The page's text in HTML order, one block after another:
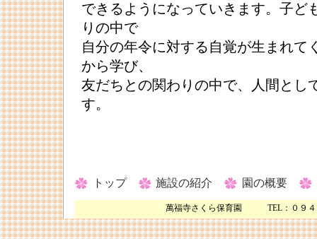
できるようになっていきます。子ど
りの中で
自分の年令に対する自覚が生まれて
から学び、
友だちとの関わりの中で、人間とし
す。
トップ 施設の紹介 園の概要
萬福寺さくら保育園 TEL：０９４